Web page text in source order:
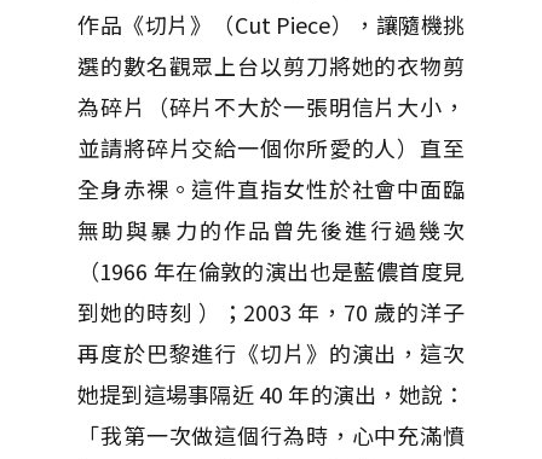
作品《切片》（Cut Piece），讓隨機挑
選的數名觀眾上台以剪刀將她的衣物剪
為碎片（碎片不大於一張明信片大小，
並請將碎片交給一個你所愛的人）直至
全身赤裸。這件直指女性於社會中面臨
無助與暴力的作品曾先後進行過幾次
（1966 年在倫敦的演出也是藍儂首度見
到她的時刻 ）；2003 年，70 歲的洋子
再度於巴黎進行《切片》的演出，這次
她提到這場事隔近 40 年的演出，她說：
「我第一次做這個行為時，心中充滿憤